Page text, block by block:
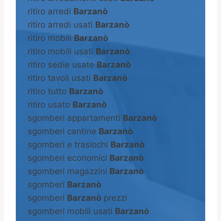
ritiro arredi Barzanò
ritiro arredi usati Barzanò
ritiro mobili Barzanò
ritiro mobili usati Barzanò
ritiro sedie usate Barzanò
ritiro tavoli usati Barzanò
ritiro tutto Barzanò
ritiro usato Barzanò
sgomberi appartamenti Barzanò
sgomberi cantine Barzanò
sgomberi e traslochi Barzanò
sgomberi economici Barzanò
sgomberi magazzini Barzanò
sgomberi Barzanò
sgomberi Barzanò prezzi
sgomberi mobili usati Barzanò